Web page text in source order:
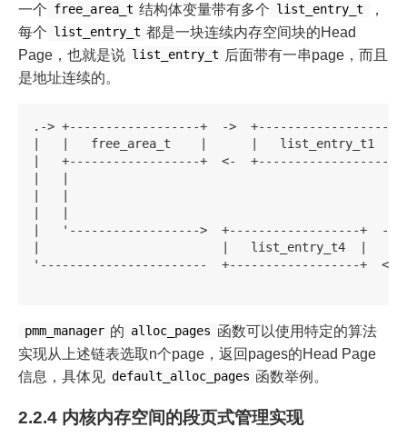
一个 free_area_t 结构体变量带有多个 list_entry_t
，
每个 list_entry_t 都是一块连续内存空间块的Head
Page，也就是说 list_entry_t 后面带有一串page，而且
是地址连续的。
.-> +------------------+  ->  +------------------
|   |   free_area_t    |      |   list_entry_t1
|   +------------------+  <-  +------------------
|   |
|   |
|   |
|   '------------------>  +------------------+  -
|                         |   list_entry_t4  |
'-----------------------  +------------------+  <-
pmm_manager 的 alloc_pages 函数可以使用特定的算法
实现从上述链表选取n个page，返回pages的Head Page
信息，具体见 default_alloc_pages 函数举例。
2.2.4 内核内存空间的段页式管理实现